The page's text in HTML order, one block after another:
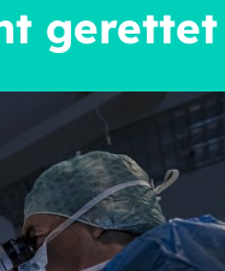
gerettet